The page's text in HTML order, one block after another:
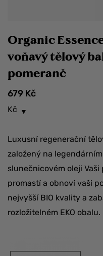
Organic
voňavý tělový
pomeranč
679 Kč
Kč
Luxusní regenerační
založený na
slunečnicovém oleji
promastí a obnoví vaši
nejvyšší BIO kvality a
rozložitelném EKO obalu.